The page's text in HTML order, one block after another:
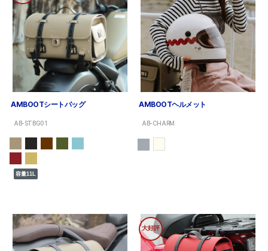
AMBOOTシートバッグ
AB-STBG01
容量11L
AMBOOTヘルメット
AB-CHARM
大好評